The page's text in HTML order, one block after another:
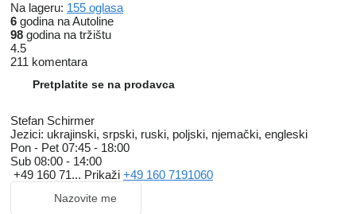
Heckantrieb
Scheckheftgepflegt
Na lageru: 155 oglasa
6 godina na Autoline
98 godina na tržištu
4.5
211 komentara
Pretplatite se na prodavca
Stefan Schirmer
Jezici: ukrajinski, srpski, ruski, poljski, njemački, engleski
Pon - Pet 07:45 - 18:00
Sub 08:00 - 14:00
+49 160 71... Prikaži +49 160 7191060
Nazovite me